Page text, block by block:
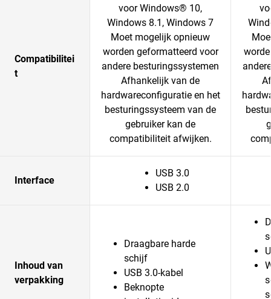
Compatibilitei
t
voor Windows® 10,
Windows 8.1, Windows 7
Moet mogelijk opnieuw
worden geformatteerd voor
andere besturingssystemen
Afhankelijk van de
hardwareconfiguratie en het
besturingssysteem van de
gebruiker kan de
compatibiliteit afwijken.
Interface
USB 3.0
USB 2.0
Inhoud van
verpakking
Draagbare harde
schijf
USB 3.0-kabel
Beknopte